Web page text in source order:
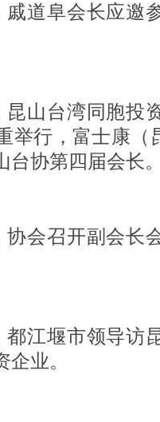
戚道阜会长应邀
昆山台湾同胞投
举行，富士康（
台协第四届会长
协会召开副会长
都江堰市领导访
业。